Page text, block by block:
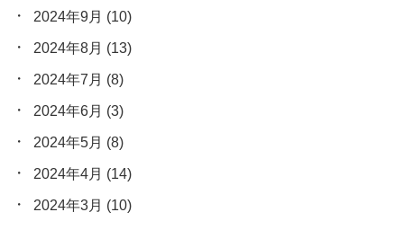
2024年9月 (10)
2024年8月 (13)
2024年7月 (8)
2024年6月 (3)
2024年5月 (8)
2024年4月 (14)
2024年3月 (10)